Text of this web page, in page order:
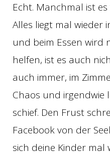
Echt. Manchmal ist
Alles liegt mal wieder
und beim Essen wird
helfen, ist es auch
auch immer, im
Chaos und irgendwie
schief. Den Frust
Facebook von der
sich deine Kinder mal